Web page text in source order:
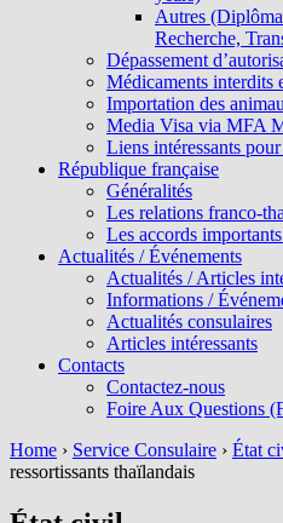
Autres
Recherche,
Dépassement
Médicaments interdits
Importation des
Media Visa via MFA
Liens intéressants
République française
Généralités
Les relations franco-
Les accords
Actualités / Événements
Actualités / Articles
Informations /
Actualités consulaires
Articles intéressants
Contacts
Contactez-nous
Foire Aux Questions
Home › Service Consulaire › État
ressortissants thaïlandais